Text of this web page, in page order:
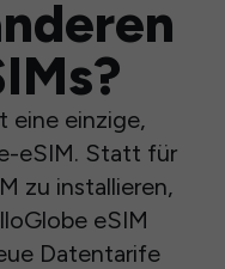
eine einzige,
eSIM. Statt für
zu installieren,
eSIM
Datentarife